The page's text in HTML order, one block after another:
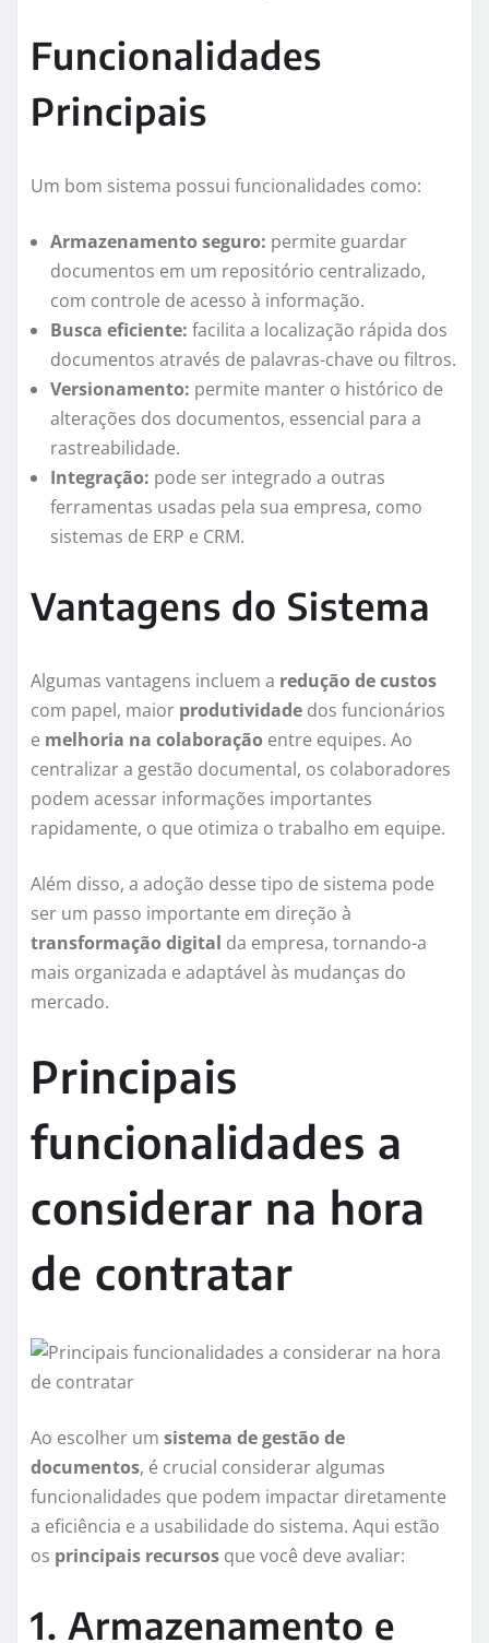
Funcionalidades
Principais
Um bom sistema possui funcionalidades como:
Armazenamento seguro: permite guardar
documentos em um repositório centralizado,
com controle de acesso à informação.
Busca eficiente: facilita a localização rápida dos
documentos através de palavras-chave ou filtros.
Versionamento: permite manter o histórico de
alterações dos documentos, essencial para a
rastreabilidade.
Integração: pode ser integrado a outras
ferramentas usadas pela sua empresa, como
sistemas de ERP e CRM.
Vantagens do Sistema
Algumas vantagens incluem a redução de custos
com papel, maior produtividade dos funcionários
e melhoria na colaboração entre equipes. Ao
centralizar a gestão documental, os colaboradores
podem acessar informações importantes
rapidamente, o que otimiza o trabalho em equipe.
Além disso, a adoção desse tipo de sistema pode
ser um passo importante em direção à
transformação digital da empresa, tornando-a
mais organizada e adaptável às mudanças do
mercado.
Principais
funcionalidades a
considerar na hora
de contratar
Ao escolher um sistema de gestão de
documentos, é crucial considerar algumas
funcionalidades que podem impactar diretamente
a eficiência e a usabilidade do sistema. Aqui estão
os principais recursos que você deve avaliar:
1. Armazenamento e